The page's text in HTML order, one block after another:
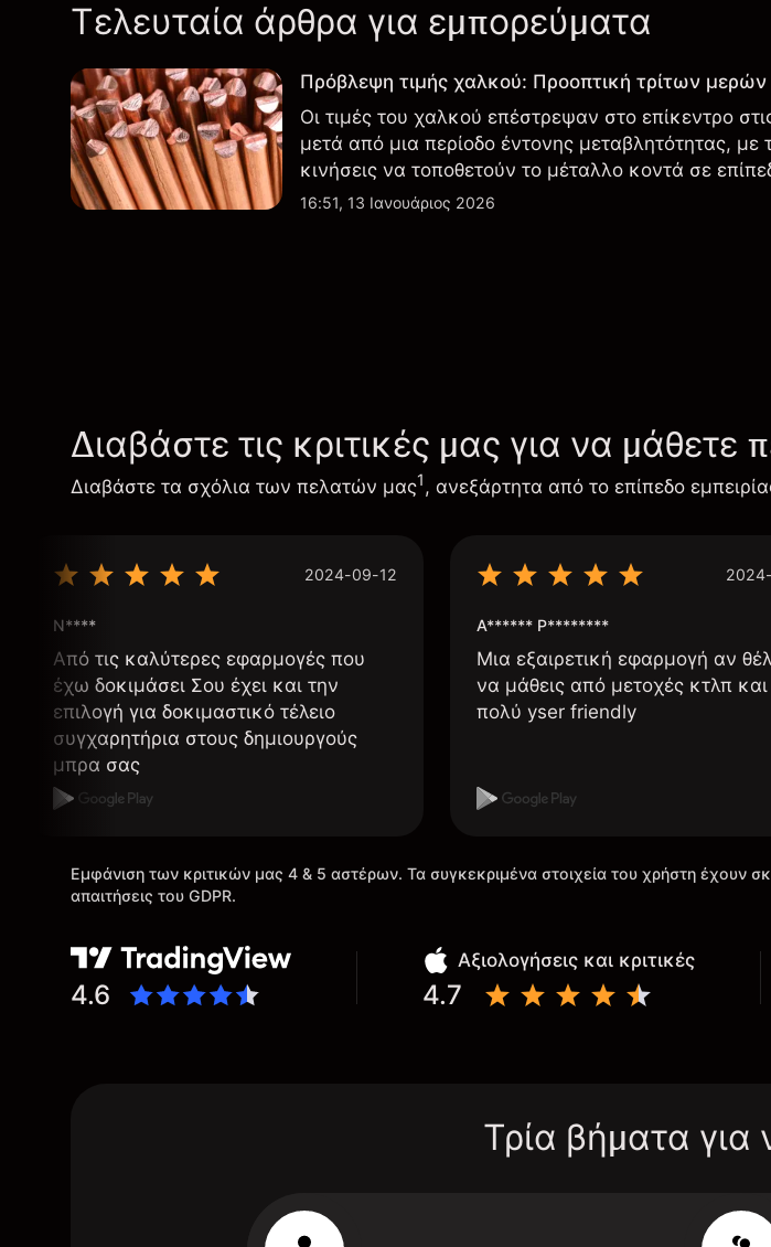
Τελευταία άρθρα για εμπορεύματα
Πρόβλεψη τιμής χαλκού: Προοπτική τρίτων μερών
Οι τιμές του χαλκού επέστρεψαν στο επίκεντρο
μετά από μια περίοδο έντονης μεταβλητότητας, με
κινήσεις να τοποθετούν το μέταλλο κοντά σε
παρατηρηθεί προηγουμένως στα μεγάλα
16:51, 13 Ιανουάριος 2026
Διαβάστε τις κριτικές μας για να μάθετε
Διαβάστε τα σχόλια των πελατών μας1, ανεξάρτητα από το επίπεδο
2024-09-12
N****
Από τις καλύτερες εφαρμογές που
έχω δοκιμάσει Σου έχει και την
επιλογή για δοκιμαστικό τέλειο
συγχαρητήρια στους δημιουργούς
μπρα σας
A****** P********
Μια εξαιρετική εφαρμογή αν
να μάθεις από μετοχές κτλπ
πολύ yser friendly
Εμφάνιση των κριτικών μας 4 & 5 αστέρων. Τα συγκεκριμένα στοιχεία του χρήστη έχουν
απαιτήσεις του GDPR.
4.6
Αξιολογήσεις και κριτικές
4.7
Τρία βήματα για